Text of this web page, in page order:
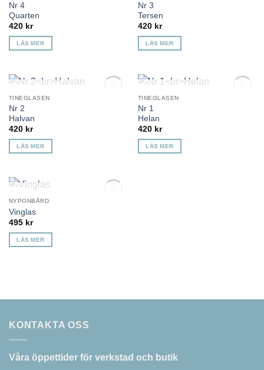
Nr 4
Quarten
420 kr
LÄS MER
Nr 3
Tersen
420 kr
LÄS MER
TINEGLASEN
Nr 2
Halvan
420 kr
LÄS MER
TINEGLASEN
Nr 1
Helan
420 kr
LÄS MER
KOMMER TILLBAKA
NYPONBÅRD
Vinglas
495 kr
LÄS MER
KONTAKTA OSS
Våra öppettider för verkstad och butik